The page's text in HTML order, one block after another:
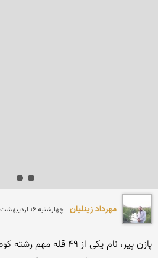
مهرداد زینلیان چهارشنبه 16 ارديبهشت 1394 | 12 سال پیش